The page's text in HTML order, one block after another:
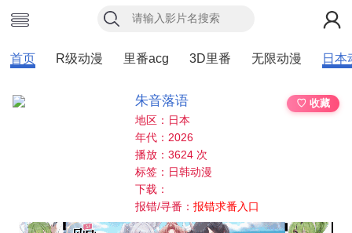
首页 R级动漫 里番acg 3D里番 无限动漫 日本
朱音落语
♡ 收藏
地区：日本
年代：2026
播放：3624 次
标签：日韩动漫
下载：
报错/寻番：报错求番入口